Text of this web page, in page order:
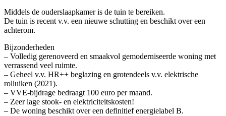
Middels de ouderslaapkamer is de tuin te bereiken.
De tuin is recent v.v. een nieuwe schutting en beschikt over een
achterom.
Bijzonderheden
– Volledig gerenoveerd en smaakvol gemoderniseerde woning met
verrassend veel ruimte.
– Geheel v.v. HR++ beglazing en grotendeels v.v. elektrische
rolluiken (2021).
– VVE-bijdrage bedraagt 100 euro per maand.
– Zeer lage stook- en elektriciteitskosten!
– De woning beschikt over een definitief energielabel B.